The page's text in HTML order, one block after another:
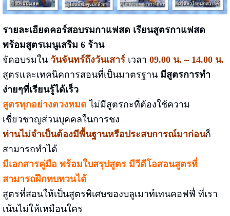
รายละเอียดคอร์สอบรมกาแฟสด เรียนสูตรกาแฟสด
พร้อมสูตรเมนูเสริม 6 ร้าน
จัดอบรมใน วันจันทร์ถึงวันเสาร์ เวลา 09.00 น. – 14.00 น.
สูตรและเทคนิคการสอนที่เป็นมาตรฐาน มีสูตรการทำ
ง่ายๆที่เรียนรู้ได้เร็ว
สูตรทุกอย่างตวงหมด ไม่มีสูตรกะที่ต้องใช้ความ
เชี่ยวชาญส่วนบุคคลในการชง
ท่านไม่จำเป็นต้องมีพื้นฐานหรือประสบการณ์มาก่อนก็
สามารถทำได้
มีเอกสารคู่มือ พร้อมใบสรุปสูตร มีวีดีโอสอนสูตรที่
สามารถฝึกทบทวนได้
สูตรที่สอนให้เป็นสูตรพิเศษของบลูเมาท์เทนคอฟฟี่ ที่เรา
เน้นไม่ให้เหมือนใคร